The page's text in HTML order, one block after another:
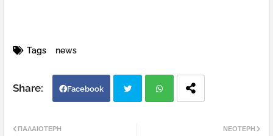
Tags news
Facebook
ΝΕΌΤΕΡΗ
ΠΑΛΑΙΌΤΕΡΗ